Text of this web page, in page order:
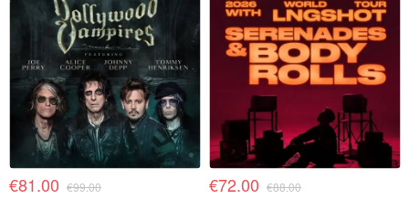
€81.00 €99.00 €72.00 €88.00